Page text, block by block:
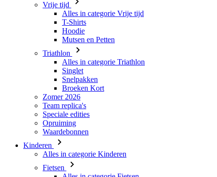
Vrije tijd
Alles in categorie Vrije tijd
T-Shirts
Hoodie
Mutsen en Petten
Triathlon
Alles in categorie Triathlon
Singlet
Snelpakken
Broeken Kort
Zomer 2026
Team replica's
Speciale edities
Opruiming
Waardebonnen
Kinderen
Alles in categorie Kinderen
Fietsen